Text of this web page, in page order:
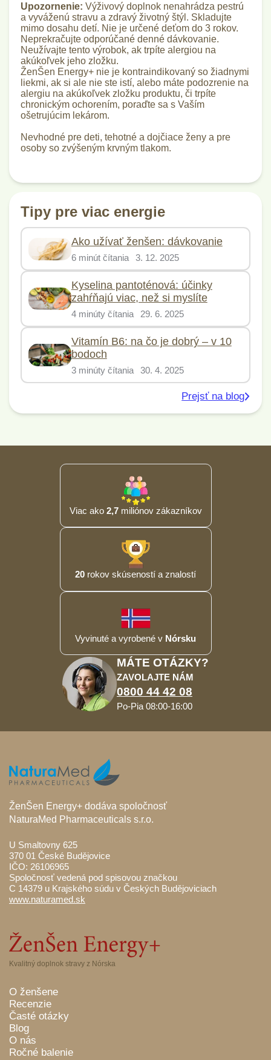
Upozornenie: Výživový doplnok nenahrádza pestrú
a vyváženú stravu a zdravý životný štýl. Skladujte
mimo dosahu detí. Nie je určené deťom do 3 rokov.
Neprekračujte odporúčané denné dávkovanie.
Neužívajte tento výrobok, ak trpíte alergiou na
akúkoľvek jeho zložku.
ŽenŠen Energy+ nie je kontraindikovaný so žiadnymi
liekmi, ak si ale nie ste istí, alebo máte podozrenie na
alergiu na akúkoľvek zložku produktu, či trpíte
chronickým ochorením, poraďte sa s Vaším
ošetrujúcim lekárom.
Nevhodné pre deti, tehotné a dojčiace ženy a pre
osoby so zvýšeným krvným tlakom.
Tipy pre viac energie
Ako užívať ženšen: dávkovanie
6 minút čítania 3. 12. 2025
Kyselina pantoténová: účinky
zahŕňajú viac, než si myslíte
4 minúty čítania 29. 6. 2025
Vitamín B6: na čo je dobrý – v 10
bodoch
3 minúty čítania 30. 4. 2025
Prejsť na blog
Viac ako 2,7miliónov zákazníkov
20 rokov skúseností a znalostí
Vyvinuté a vyrobené v Nórsku
MÁTE OTÁZKY?
ZAVOLAJTE NÁM
0800 44 42 08
Po-Pia 08:00-16:00
ŽenŠen Energy+ dodáva spoločnosť
NaturaMed Pharmaceuticals s.r.o.
U Smaltovny 625
370 01 České Budějovice
IČO: 26106965
Spoločnosť vedená pod spisovou značkou
C 14379 u Krajského súdu v Českých Budějoviciach
www.naturamed.sk
Kvalitný doplnok stravy z Nórska
O ženšene
Recenzie
Časté otázky
Blog
O nás
Ročné balenie